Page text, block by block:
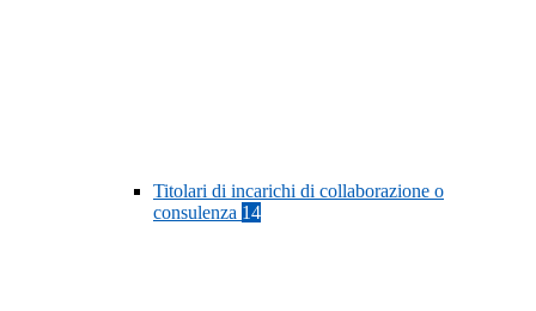
Titolari di incarichi di collaborazione o
consulenza 14